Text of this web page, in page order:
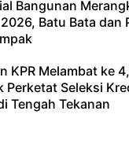
Bangunan
Batu Bata dan
KPR Melambat ke
Perketat Seleksi
Tengah Tekanan